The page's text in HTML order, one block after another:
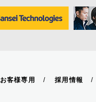
お客様専用 採用情報